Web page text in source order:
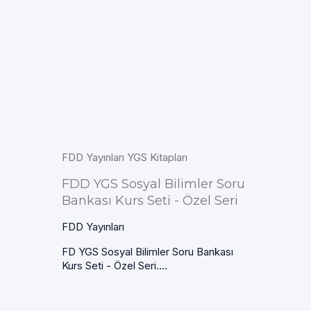
FDD Yayınları YGS Kitapları
FDD YGS Sosyal Bilimler Soru
Bankası Kurs Seti - Özel Seri
FDD Yayınları
FD YGS Sosyal Bilimler Soru Bankası
Kurs Seti - Özel Seri....